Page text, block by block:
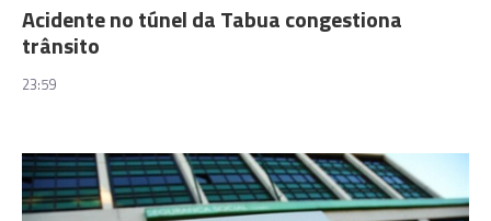
Acidente no túnel da Tabua congestiona
trânsito
23:59